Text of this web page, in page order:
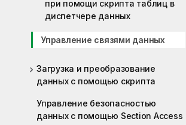
при помощи скрипта таблиц в
диспетчере данных
Управление связями данных
Загрузка и преобразование
данных с помощью скрипта
Управление безопасностью
данных с помощью Section Access